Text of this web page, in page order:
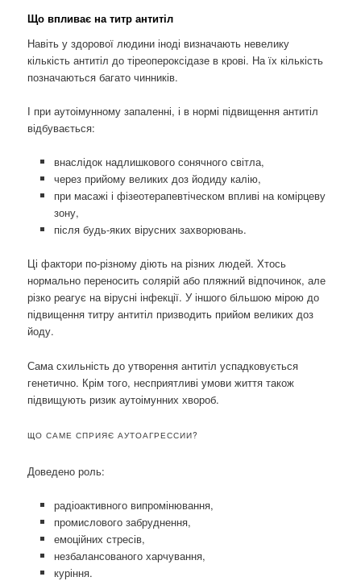
Що впливає на титр антитіл
Навіть у здорової людини іноді визначають невелику
кількість антитіл до тіреопероксідазе в крові. На їх кількість
позначаються багато чинників.
І при аутоімунному запаленні, і в нормі підвищення антитіл
відбувається:
внаслідок надлишкового сонячного світла,
через прийому великих доз йодиду калію,
при масажі і фізеотерапевтіческом впливі на комірцеву
зону,
після будь-яких вірусних захворювань.
Ці фактори по-різному діють на різних людей. Хтось
нормально переносить солярій або пляжний відпочинок, але
різко реагує на вірусні інфекції. У іншого більшою мірою до
підвищення титру антитіл призводить прийом великих доз
йоду.
Сама схильність до утворення антитіл успадковується
генетично. Крім того, несприятливі умови життя також
підвищують ризик аутоімунних хвороб.
ЩО САМЕ СПРИЯЄ АУТОАГРЕССИИ?
Доведено роль:
радіоактивного випромінювання,
промислового забруднення,
емоційних стресів,
незбалансованого харчування,
куріння.